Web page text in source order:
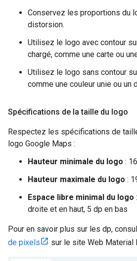
Conservez les proportions du
distorsion.
Utilisez le logo avec contour
chargé, comme une carte ou
Utilisez le logo sans contour
comme une couleur unie ou un
Spécifications de la taille du logo
Respectez les spécifications de
logo Google Maps :
Hauteur minimale du logo :
Hauteur maximale du logo :
Espace libre minimal du logo
droite et en haut, 5 dp en bas
Pour en savoir plus sur les dp,
de pixels
sur le site Web Material